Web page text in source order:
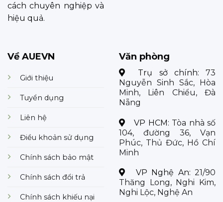
cách chuyên nghiệp và
hiệu quả.
Về AUEVN
Giới thiệu
Tuyển dụng
Liên hệ
Điều khoản sử dụng
Chính sách bảo mật
Chính sách đổi trả
Chính sách khiếu nại
Văn phòng
Trụ sở chính: 73
Nguyễn Sinh Sắc, Hòa
Minh, Liên Chiểu, Đà
Nẵng
VP HCM: Tòa nhà số
104, đường 36, Vạn
Phúc, Thủ Đức, Hồ Chí
Minh
VP Nghệ An: 21/90
Thăng Long, Nghi Kim,
Nghi Lộc, Nghệ An